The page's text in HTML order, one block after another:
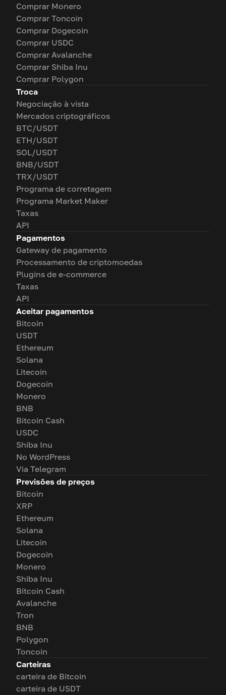
Comprar Monero
Comprar Toncoin
Comprar Dogecoin
Comprar USDC
Comprar Avalanche
Comprar Shiba Inu
Comprar Polygon
Troca
Negociação à vista
Mercados criptográficos
BTC/USDT
ETH/USDT
SOL/USDT
BNB/USDT
TRX/USDT
Programa de corretagem
Programa Market Maker
Taxas
API
Pagamentos
Gateway de pagamento
Processamento de criptomoedas
Plugins de e-commerce
Taxas
API
Aceitar pagamentos
Bitcoin
USDT
Ethereum
Solana
Litecoin
Dogecoin
Monero
BNB
Bitcoin Cash
USDC
Shiba Inu
No WordPress
Via Telegram
Previsões de preços
Bitcoin
XRP
Ethereum
Solana
Litecoin
Dogecoin
Monero
Shiba Inu
Bitcoin Cash
Avalanche
Tron
BNB
Polygon
Toncoin
Carteiras
carteira de Bitcoin
carteira de USDT